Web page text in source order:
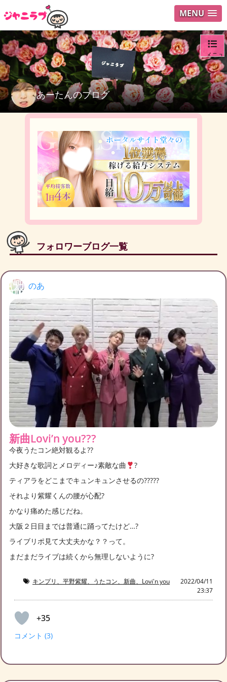
MENU
あーたんのブログ
メニュ
ログイ
フォロワーブログ一覧
のあ
新曲Lovi’n you???
今夜うたコン絶対観るよ??
大好きな歌詞とメロディー♪素敵な曲
?
ティアラをどこまでキュンキュンさせるの?????
それより紫耀くんの腰が心配?
かなり痛めた感じだね。
大阪２日目までは普通に踊ってたけど…?
ライブリポ見て大丈夫かな？？って。
まだまだライブは続くから無理しないように?
キンプリ、平野紫耀、うたコン、新曲、Lovi'n you
2022/04/11
23:37
+35
コメント (3)